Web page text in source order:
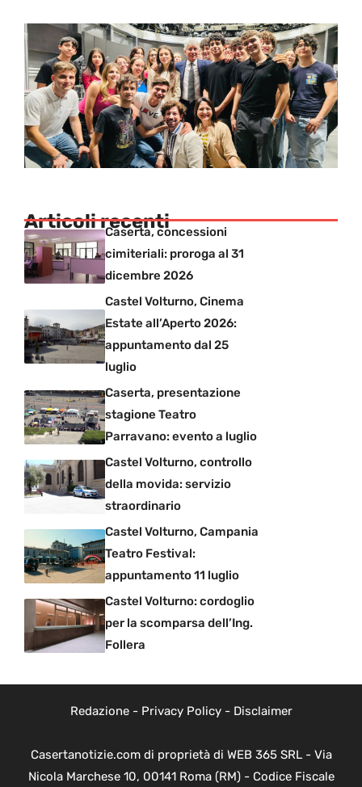
Articoli recenti
Caserta, concessioni
cimiteriali: proroga al 31
dicembre 2026
Castel Volturno, Cinema
Estate all’Aperto 2026:
appuntamento dal 25
luglio
Caserta, presentazione
stagione Teatro
Parravano: evento a luglio
Castel Volturno, controllo
della movida: servizio
straordinario
Castel Volturno, Campania
Teatro Festival:
appuntamento 11 luglio
Castel Volturno: cordoglio
per la scomparsa dell’Ing.
Follera
Redazione- Privacy Policy- Disclaimer
Casertanotizie.com di proprietà di WEB 365 SRL - Via
Nicola Marchese 10, 00141 Roma (RM) - Codice Fiscale